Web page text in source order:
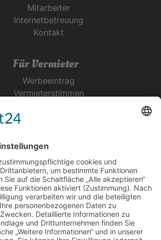
Mitarbeiter
Internetbetreuung
Kontakt
Für Vermieter
Werbeeintrag
Vermieterstimmen
Urlaubsservice
Bücher, Karten & CD's
Ihre Anreise
Wetter
Links